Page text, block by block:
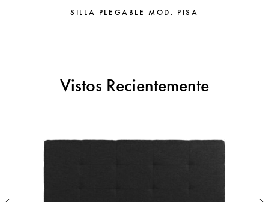
SILLA PLEGABLE MOD. PISA
Vistos Recientemente